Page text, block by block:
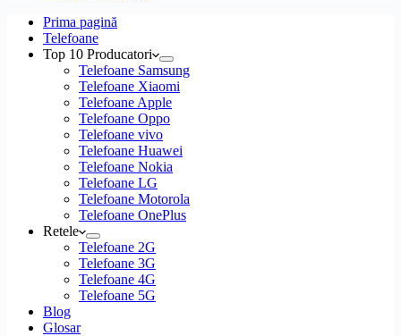
Prima pagină
Telefoane
Top 10 Producatori
Telefoane Samsung
Telefoane Xiaomi
Telefoane Apple
Telefoane Oppo
Telefoane vivo
Telefoane Huawei
Telefoane Nokia
Telefoane LG
Telefoane Motorola
Telefoane OnePlus
Retele
Telefoane 2G
Telefoane 3G
Telefoane 4G
Telefoane 5G
Blog
Glosar